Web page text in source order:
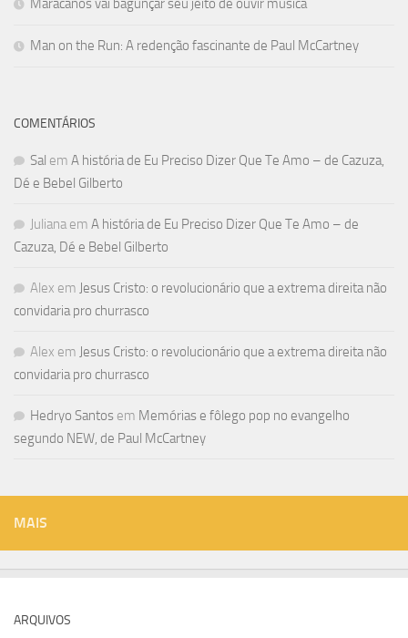
Man on the Run: A redenção fascinante de Paul McCartney
COMENTÁRIOS
Sal em A história de Eu Preciso Dizer Que Te Amo – de Cazuza,
Dé e Bebel Gilberto
Juliana em A história de Eu Preciso Dizer Que Te Amo – de
Cazuza, Dé e Bebel Gilberto
Alex em Jesus Cristo: o revolucionário que a extrema direita não
convidaria pro churrasco
Alex em Jesus Cristo: o revolucionário que a extrema direita não
convidaria pro churrasco
Hedryo Santos em Memórias e fôlego pop no evangelho
segundo NEW, de Paul McCartney
MAIS
ARQUIVOS